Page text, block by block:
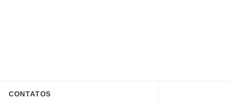
CONTATOS